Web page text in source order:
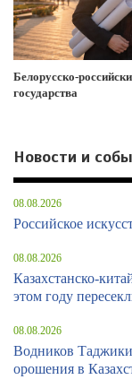
Белорусско-
государства
Новости и
08.08.2026
Российское
08.08.2026
Казахстанско-
этом году
08.08.2026
Водников
орошения в